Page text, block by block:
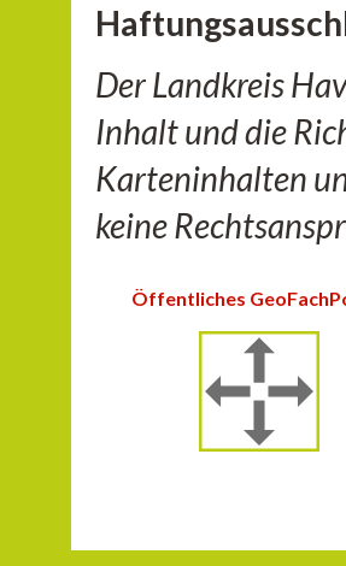
Der Landkreis
Inhalt und die
Karteninhalten
keine
Öffentliches